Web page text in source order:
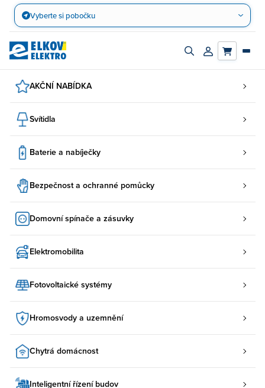
Přejít
obsah
Vyberte si pobočku
Zapnout/vypnout
Přihlásit/
AKČNÍ NABÍDKA
Svítidla
Baterie a nabíječky
Bezpečnost a ochranné pomůcky
Domovní spínače a zásuvky
Elektromobilita
Fotovoltaické systémy
Hromosvody a uzemnění
Chytrá domácnost
Inteligentní řízení budov